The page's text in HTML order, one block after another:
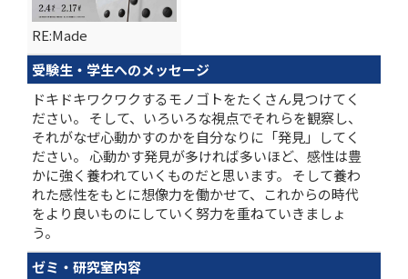
RE:Made
受験生・学生へのメッセージ
ドキドキワクワクするモノゴトをたくさん見つけてく
ださい。 そして、いろいろな視点でそれらを観察し、
それがなぜ心動かすのかを自分なりに「発見」してく
ださい。 心動かす発見が多ければ多いほど、感性は豊
かに強く養われていくものだと思います。 そして養わ
れた感性をもとに想像力を働かせて、これからの時代
をより良いものにしていく努力を重ねていきましょ
う。
ゼミ・研究室内容